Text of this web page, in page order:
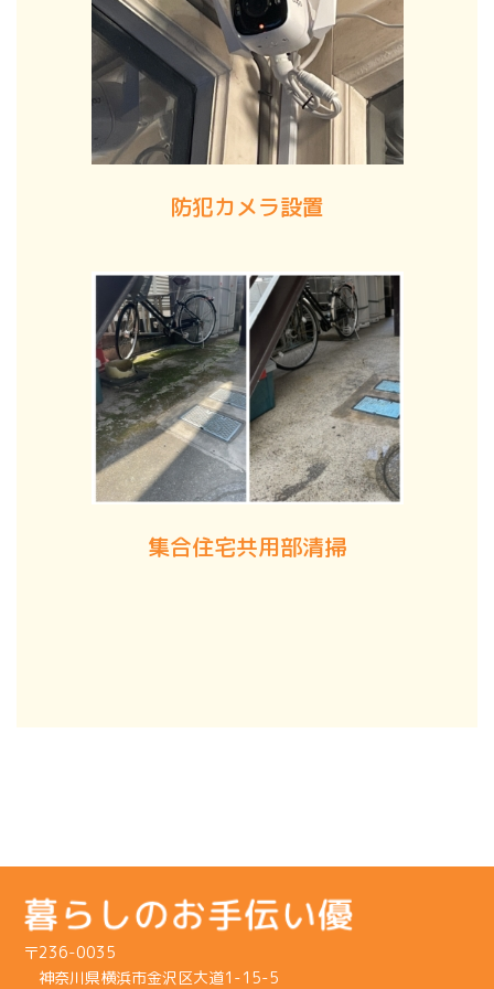
防犯カメラ設置
集合住宅共用部清掃
〒236-0035
神奈川県横浜市金沢区大道1-15-5